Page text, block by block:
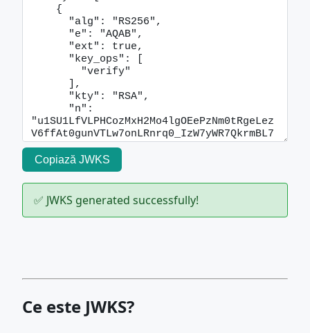
Copiază JWKS
✅ JWKS generated successfully!
Ce este JWKS?